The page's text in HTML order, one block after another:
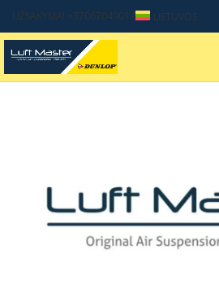
UŽSAKYMAI +37067049017 LIETUVOS